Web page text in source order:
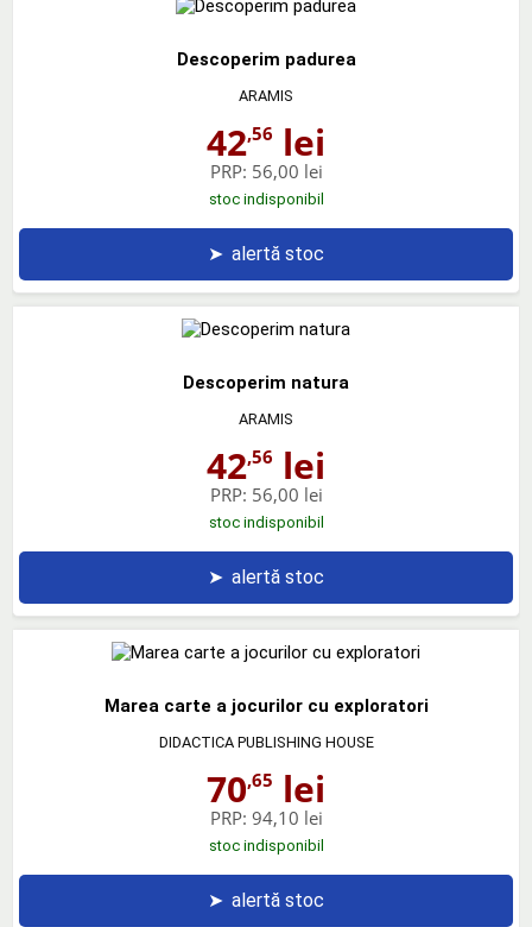
Descoperim padurea
ARAMIS
42,56 lei
PRP: 56,00 lei
stoc indisponibil
➤ alertă stoc
Descoperim natura
ARAMIS
42,56 lei
PRP: 56,00 lei
stoc indisponibil
➤ alertă stoc
Marea carte a jocurilor cu exploratori
DIDACTICA PUBLISHING HOUSE
70,65 lei
PRP: 94,10 lei
stoc indisponibil
➤ alertă stoc